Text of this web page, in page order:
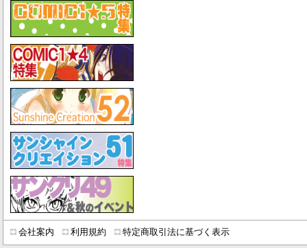
会社案内 利用規約 特定商取引法に基づく表示